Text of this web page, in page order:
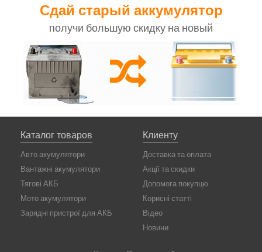
Сдай старый аккумулятор
получи большую скидку на новый
Каталог товаров
Авто акумулятори
Вантажні акумулятори
Тягові АКБ
Мото акумулятори
Зарядні пристрої для АКБ
Клиенту
Доставка та оплата
Акції та скидки
Допомога покупцю
Корисні статті
Відео
Новини